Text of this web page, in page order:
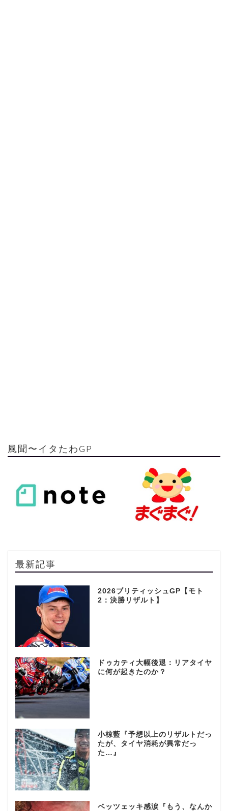
風聞〜イタたわGP
最新記事
2026ブリティッシュGP【モト
2：決勝リザルト】
ドゥカティ大幅後退：リアタイヤ
に何が起きたのか？
小椋藍『予想以上のリザルトだっ
たが、タイヤ消耗が異常だっ
た…』
ベッツェッキ感涙『もう、なんか